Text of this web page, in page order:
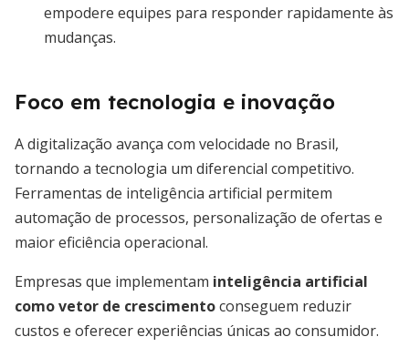
empodere equipes para responder rapidamente às
mudanças.
Foco em tecnologia e inovação
A digitalização avança com velocidade no Brasil,
tornando a tecnologia um diferencial competitivo.
Ferramentas de inteligência artificial permitem
automação de processos, personalização de ofertas e
maior eficiência operacional.
Empresas que implementam inteligência artificial
como vetor de crescimentoconseguem reduzir
custos e oferecer experiências únicas ao consumidor.